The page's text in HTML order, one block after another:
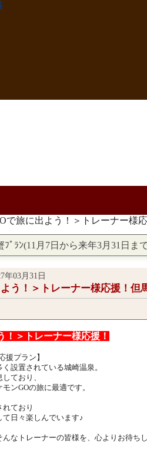
で旅に出よう！＞トレーナー様
ﾟﾗﾝ(11月7日から来年3月31日ま
年03月31日
う！＞トレーナー様応援！但
！＞トレーナー様応援！
援プラン】
設置されている城崎温泉。
ており、
ンGOの旅に最適です。
ており
日々楽しんでいます♪
なトレーナーの皆様を、心よりお待ちし